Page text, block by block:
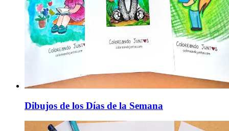
Dibujos de los Días de la Semana